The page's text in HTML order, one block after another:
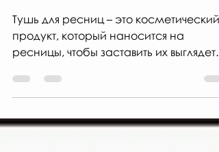
визажиста.
Тушь для ресниц – это косметический
продукт, который наносится на
ресницы, чтобы заставить их выглядеть